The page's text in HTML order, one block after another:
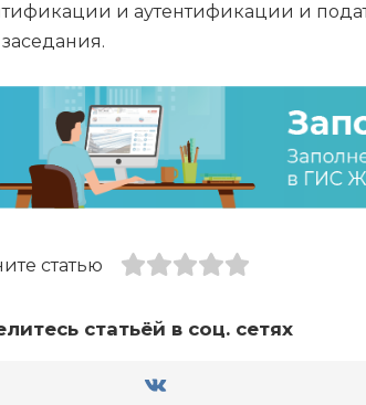
и аутентификации и
статью
статьёй в соц. сетях